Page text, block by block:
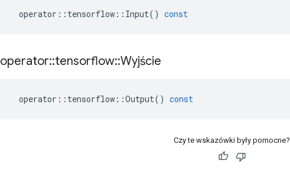
operator :: tensorflow :: Input() const
operator::tensorflow::Wyjście
operator :: tensorflow ::Output() const
Czy te wskazówki były pomocne?